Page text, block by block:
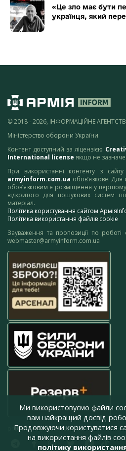
«Це зло має бути
українця, який
© 2018 - 2026, ІНФОРМАЦІЙНЕ
Міністерство оборони України
Контент доступний за ліцензією
International license якщо не
При використанні контенту з
armyinform.com.ua обов’язкове. Для
обов’язковим є розміщення у
відкритого для пошукових систем
матеріал.
Політика користування сайтом
Політика використання файлів cookie
Зауваження та пропозиції по роботі
webmaster@armyinform.com.ua
press@armyinform.com.ua
Ми використовуємо файли
вам найкращий досвід
Продовжуючи користуватися
на використання файлів
політику